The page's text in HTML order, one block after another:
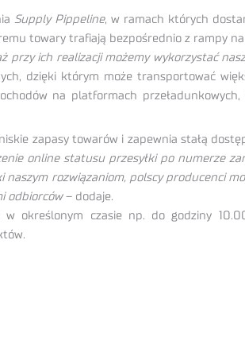
Supply Pippeline, w ramach których
towary trafiają bezpośrednio z rampy na
ich realizacji możemy wykorzystać
dzięki którym może transportować
na platformach
zapasy towarów i zapewnia stałą
online statusu przesyłki po numerze
naszym rozwiązaniom, polscy producenci
odbiorców– dodaje.
określonym czasie np. do godziny